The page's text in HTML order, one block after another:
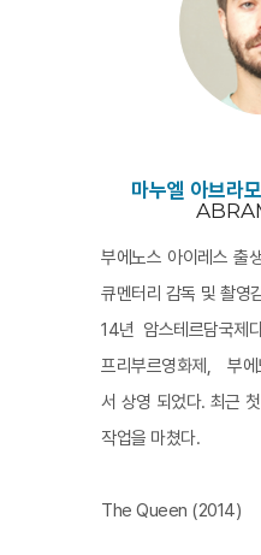
마누엘 아브라
부에노스 아이레스 출
큐멘터리 감독 및 촬영
14년 암스테르담국제
프리부르영화제, 부에
서 상영 되었다. 최근
작업을 마쳤다.
The Queen (2014)